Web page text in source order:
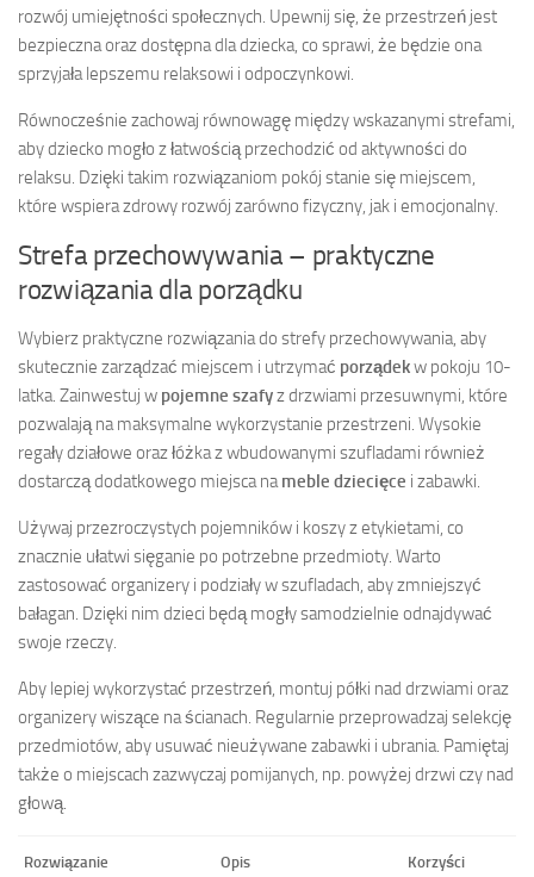
rozwój umiejętności społecznych. Upewnij się, że przestrzeń jest
bezpieczna oraz dostępna dla dziecka, co sprawi, że będzie ona
sprzyjała lepszemu relaksowi i odpoczynkowi.
Równocześnie zachowaj równowagę między wskazanymi strefami,
aby dziecko mogło z łatwością przechodzić od aktywności do
relaksu. Dzięki takim rozwiązaniom pokój stanie się miejscem,
które wspiera zdrowy rozwój zarówno fizyczny, jak i emocjonalny.
Strefa przechowywania – praktyczne
rozwiązania dla porządku
Wybierz praktyczne rozwiązania do strefy przechowywania, aby
skutecznie zarządzać miejscem i utrzymać porządekw pokoju 10-
latka. Zainwestuj w pojemne szafyz drzwiami przesuwnymi, które
pozwalają na maksymalne wykorzystanie przestrzeni. Wysokie
regały działowe oraz łóżka z wbudowanymi szufladami również
dostarczą dodatkowego miejsca na meble dziecięce i zabawki.
Używaj przezroczystych pojemników i koszy z etykietami, co
znacznie ułatwi sięganie po potrzebne przedmioty. Warto
zastosować organizery i podziały w szufladach, aby zmniejszyć
bałagan. Dzięki nim dzieci będą mogły samodzielnie odnajdywać
swoje rzeczy.
Aby lepiej wykorzystać przestrzeń, montuj półki nad drzwiami oraz
organizery wiszące na ścianach. Regularnie przeprowadzaj selekcję
przedmiotów, aby usuwać nieużywane zabawki i ubrania. Pamiętaj
także o miejscach zazwyczaj pomijanych, np. powyżej drzwi czy nad
głową.
Rozwiązanie Opis Korzyści